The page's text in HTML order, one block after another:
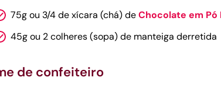
75g ou 3/4 de xícara (chá) deChocolate em Pó
45g ou 2 colheres (sopa) de manteiga derretida
de confeiteiro